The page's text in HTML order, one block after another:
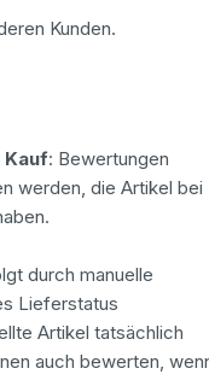
Kunden.
: Bewertungen
werden, die Artikel bei
durch manuelle
Lieferstatus
Artikel tatsächlich
auch bewerten,